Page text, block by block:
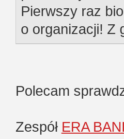
Pierwszy raz
o organizacji! Z
Polecam
Zespół ERA